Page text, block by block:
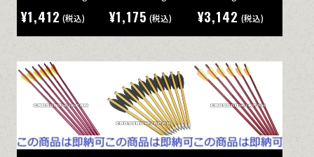
¥1,412 (税込) ¥1,175 (税込) ¥3,142 (税込)